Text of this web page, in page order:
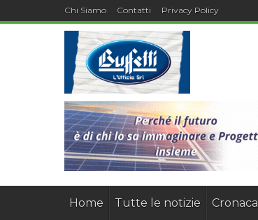
Chi Siamo Contatti Privacy Policy
Home Tutte le notizie Cronaca